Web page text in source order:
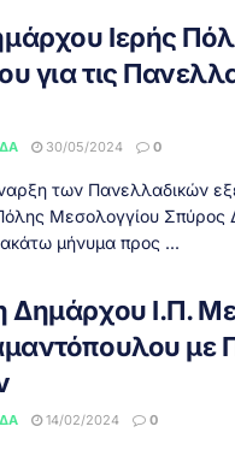
Ιερής
για τις
30/05/2024 0
των Πανελλαδικών
Μεσολογγίου Σπύρος
μήνυμα προς ...
Δημάρχου Ι.Π.
με
14/02/2024 0